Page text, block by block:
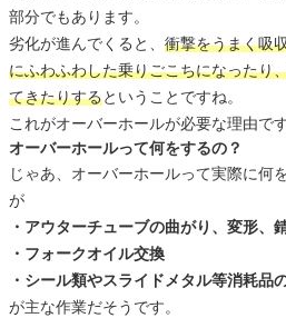
部分でもあります。
劣化が進んでくると、 衝撃をうまく吸
にふわふわした乗りごこちになったり
てきたりするということですね。
これがオーバーホールが必要な理由です
オーバーホールって何をするの？
じゃあ、オーバーホールって実際に何
が
・アウターチューブの曲がり、変形、
・フォークオイル交換
・シール類やスライドメタル等消耗品
が主な作業だそうです。